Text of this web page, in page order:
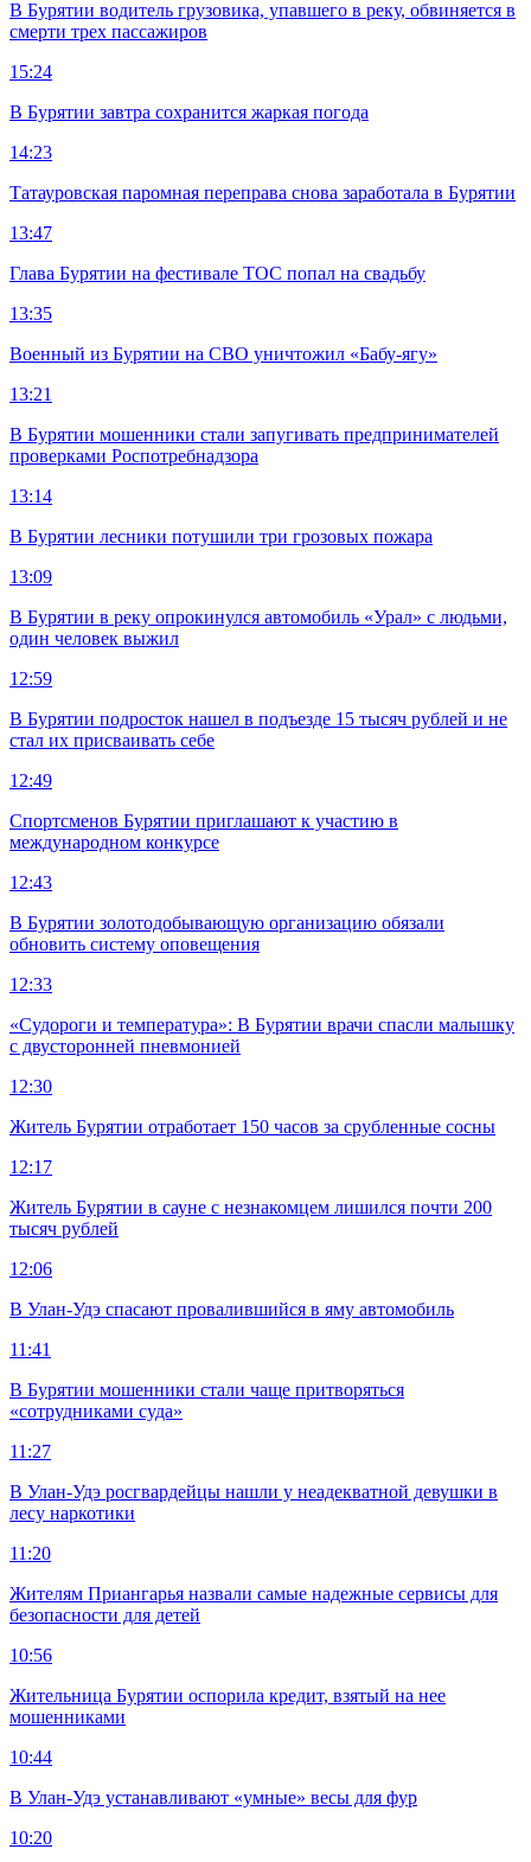
В Бурятии водитель грузовика, упавшего в реку, обвиняется в
смерти трех пассажиров
15:24
В Бурятии завтра сохранится жаркая погода
14:23
Татауровская паромная переправа снова заработала в Бурятии
13:47
Глава Бурятии на фестивале ТОС попал на свадьбу
13:35
Военный из Бурятии на СВО уничтожил «Бабу-ягу»
13:21
В Бурятии мошенники стали запугивать предпринимателей
проверками Роспотребнадзора
13:14
В Бурятии лесники потушили три грозовых пожара
13:09
В Бурятии в реку опрокинулся автомобиль «Урал» с людьми,
один человек выжил
12:59
В Бурятии подросток нашел в подъезде 15 тысяч рублей и не
стал их присваивать себе
12:49
Спортсменов Бурятии приглашают к участию в
международном конкурсе
12:43
В Бурятии золотодобывающую организацию обязали
обновить систему оповещения
12:33
«Судороги и температура»: В Бурятии врачи спасли малышку
с двусторонней пневмонией
12:30
Житель Бурятии отработает 150 часов за срубленные сосны
12:17
Житель Бурятии в сауне с незнакомцем лишился почти 200
тысяч рублей
12:06
В Улан-Удэ спасают провалившийся в яму автомобиль
11:41
В Бурятии мошенники стали чаще притворяться
«сотрудниками суда»
11:27
В Улан-Удэ росгвардейцы нашли у неадекватной девушки в
лесу наркотики
11:20
Жителям Приангарья назвали самые надежные сервисы для
безопасности для детей
10:56
Жительница Бурятии оспорила кредит, взятый на нее
мошенниками
10:44
В Улан-Удэ устанавливают «умные» весы для фур
10:20